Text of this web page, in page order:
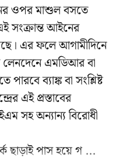
ওপর মাশুল বসতে
সংক্রান্ত আইনের
এর ফলে আগামীদিনে
এমডিআর বা
পারবে ব্যাঙ্ক বা সংশ্লিষ্ট
এই প্রস্তাবের
সহ অন্যান্য বিরোধী
পাস হয়ে গ ...